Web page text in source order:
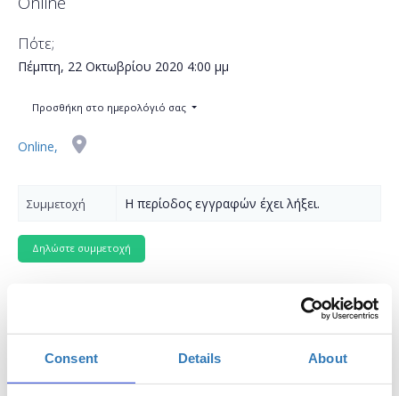
Consent Details About
Πότε;
Πέμπτη, 22 Οκτωβρίου 2020 4:00 μμ
Προσθήκη στο ημερολόγιό σας
Online,
Συμμετοχή Η περίοδος εγγραφών έχει λήξει.
Δωρεάν On Line σεμινάριο.
Το σεμινάριο απευθύνεται σε συμμετέχοντες οι οποίοι